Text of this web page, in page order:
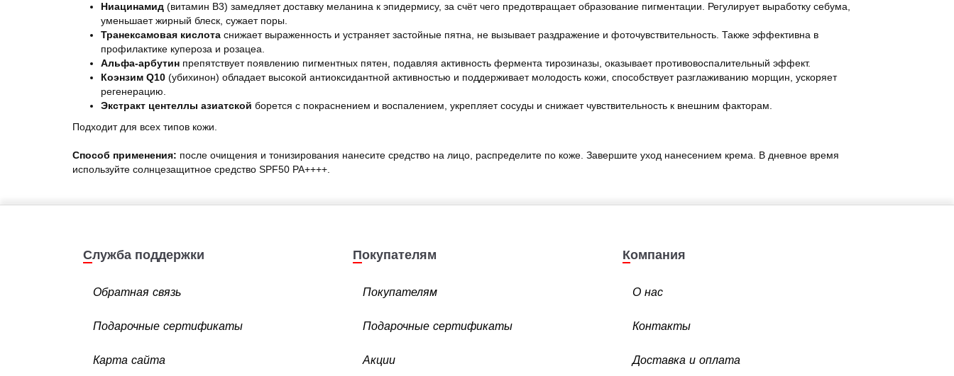
Ниацинамид (витамин B3) замедляет доставку меланина к эпидермису, за счёт чего предотвращает образование пигментации. Регулирует выработку себума,
уменьшает жирный блеск, сужает поры.
Транексамовая кислота снижает выраженность и устраняет застойные пятна, не вызывает раздражение и фоточувствительность. Также эффективна в
профилактике купероза и розацеа.
Альфа-арбутин препятствует появлению пигментных пятен, подавляя активность фермента тирозиназы, оказывает противовоспалительный эффект.
Коэнзим Q10 (убихинон) обладает высокой антиоксидантной активностью и поддерживает молодость кожи, способствует разглаживанию морщин, ускоряет
регенерацию.
Экстракт центеллы азиатской борется с покраснением и воспалением, укрепляет сосуды и снижает чувствительность к внешним факторам.
Подходит для всех типов кожи.
Способ применения: после очищения и тонизирования нанесите средство на лицо, распределите по коже. Завершите уход нанесением крема. В дневное время
используйте солнцезащитное средство SPF50 PA++++.
Служба поддержки
Обратная связь
Подарочные сертификаты
Карта сайта
Покупателям
Покупателям
Подарочные сертификаты
Акции
Компания
О нас
Контакты
Доставка и оплата